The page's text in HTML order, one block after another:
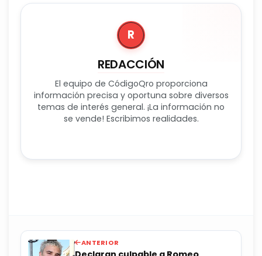
R
REDACCIÓN
El equipo de CódigoQro proporciona
información precisa y oportuna sobre diversos
temas de interés general. ¡La información no
se vende! Escribimos realidades.
ANTERIOR